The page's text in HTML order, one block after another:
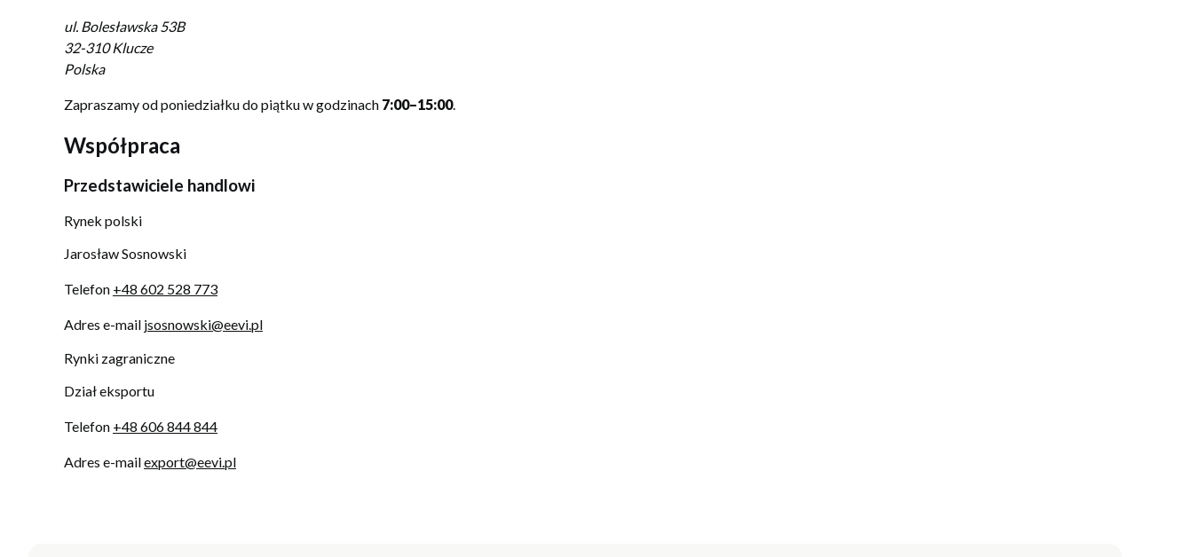
ul. Bolesławska 53B
32-310 Klucze
Polska
Zapraszamy od poniedziałku do piątku w godzinach 7:00–15:00.
Współpraca
Przedstawiciele handlowi
Rynek polski
Jarosław Sosnowski
Telefon +48 602 528 773
Adres e-mail jsosnowski@eevi.pl
Rynki zagraniczne
Dział eksportu
Telefon +48 606 844 844
Adres e-mailexport@eevi.pl